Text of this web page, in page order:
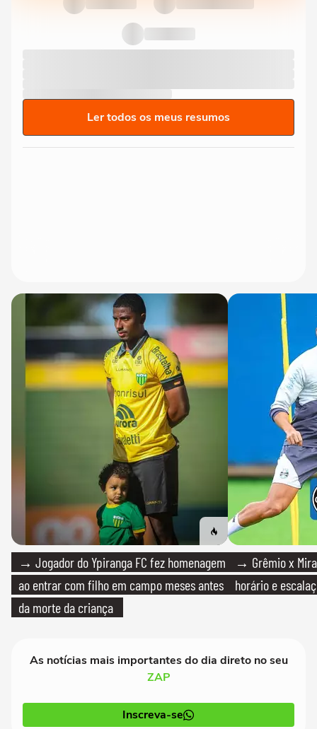
Ler todos os meus resumos
→ Jogador do Ypiranga FC fez homenagem
ao entrar com filho em campo meses antes
da morte da criança
→ Grêmio x
horário e
As notícias mais importantes do dia direto no seu
ZAP
Inscreva-se